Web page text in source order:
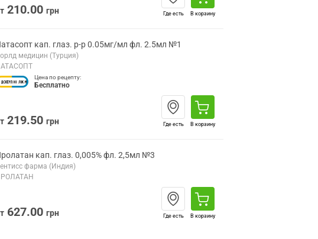
210.00 грн Где есть В корзину
кап. глаз. р-р 0.05мг/мл фл. 2.5мл №1
медицин (Турция)
Цена по рецепту:
Бесплатно
219.50 грн Где есть В корзину
кап. глаз. 0,005% фл. 2,5мл №3
фарма (Индия)
627.00 грн Где есть В корзину